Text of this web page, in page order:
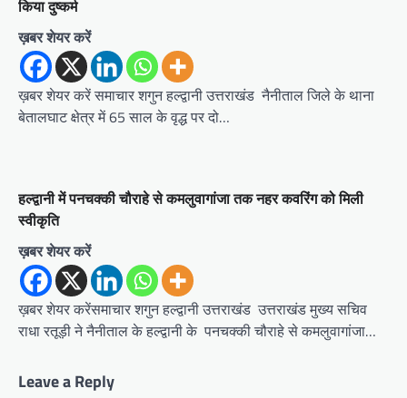
किया दुष्कर्म
ख़बर शेयर करें
ख़बर शेयर करें समाचार शगुन हल्द्वानी उत्तराखंड नैनीताल जिले के थाना
बेतालघाट क्षेत्र में 65 साल के वृद्ध पर दो…
हल्द्वानी में पनचक्की चौराहे से कमलुवागांजा तक नहर कवरिंग को मिली
स्वीकृति
ख़बर शेयर करें
ख़बर शेयर करेंसमाचार शगुन हल्द्वानी उत्तराखंड उत्तराखंड मुख्य सचिव
राधा रतूड़ी ने नैनीताल के हल्द्वानी के पनचक्की चौराहे से कमलुवागांजा…
Leave a Reply